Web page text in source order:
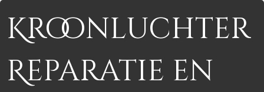
Kroonluchter
Reparatie en